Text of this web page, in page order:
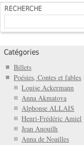
RECHERCHE
Catégories
Billets
Poésies, Contes et fables
Louise Ackermann
Anna Akmatova
Alphonse ALLAIS
Henri-Frédéric Amiel
Jean Anouilh
Anna de Noailles